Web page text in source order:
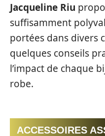
Jacqueline Riu
suffisamment
portées dans divers
quelques conseils
l’impact de chaque
robe.
ACCESSOIRES